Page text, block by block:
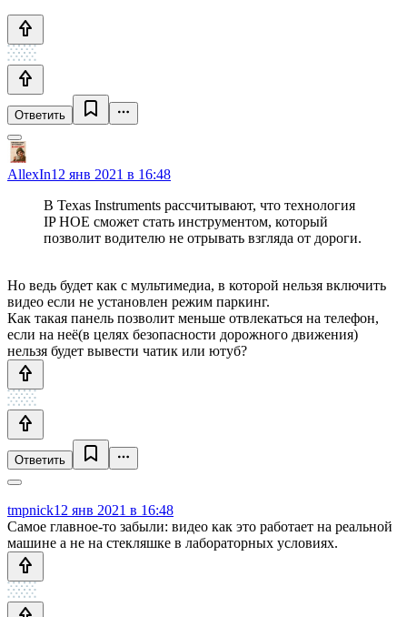
Ответить
AllexIn12 янв 2021 в 16:48
В Texas Instruments рассчитывают, что технология
IP HOE сможет стать инструментом, который
позволит водителю не отрывать взгляда от дороги.
Но ведь будет как с мультимедиа, в которой нельзя включить
видео если не установлен режим паркинг.
Как такая панель позволит меньше отвлекаться на телефон,
если на неё(в целях безопасности дорожного движения)
нельзя будет вывести чатик или ютуб?
Ответить
tmpnick12 янв 2021 в 16:48
Самое главное-то забыли: видео как это работает на реальной
машине а не на стекляшке в лабораторных условиях.